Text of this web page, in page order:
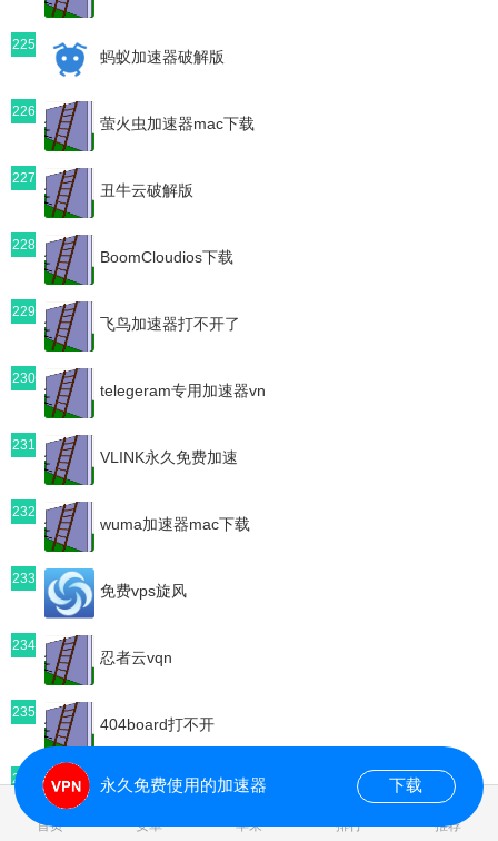
225
蚂蚁加速器破解版
226
萤火虫加速器mac下载
227
丑牛云破解版
228
BoomCloudios下载
229
飞鸟加速器打不开了
230
telegeram专用加速器vn
231
VLINK永久免费加速
232
wuma加速器mac下载
233
免费vps旋风
234
忍者云vqn
235
404board打不开
236
葫芦加速器vqn
首页 安卓 苹果 排行 推荐
永久免费使用的加速器 下载
0.125335s